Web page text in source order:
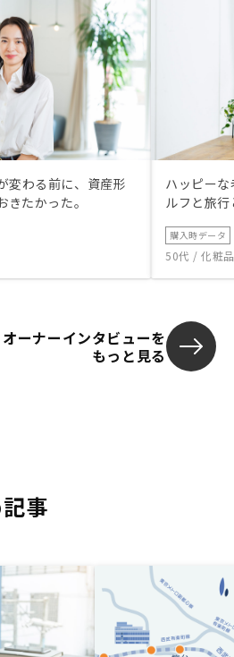
変わる前に、資産形
たかった。
ハッピー
ルフと旅
購入時データ
50代 / 化粧
オーナーインタビューを
もっと見る
事